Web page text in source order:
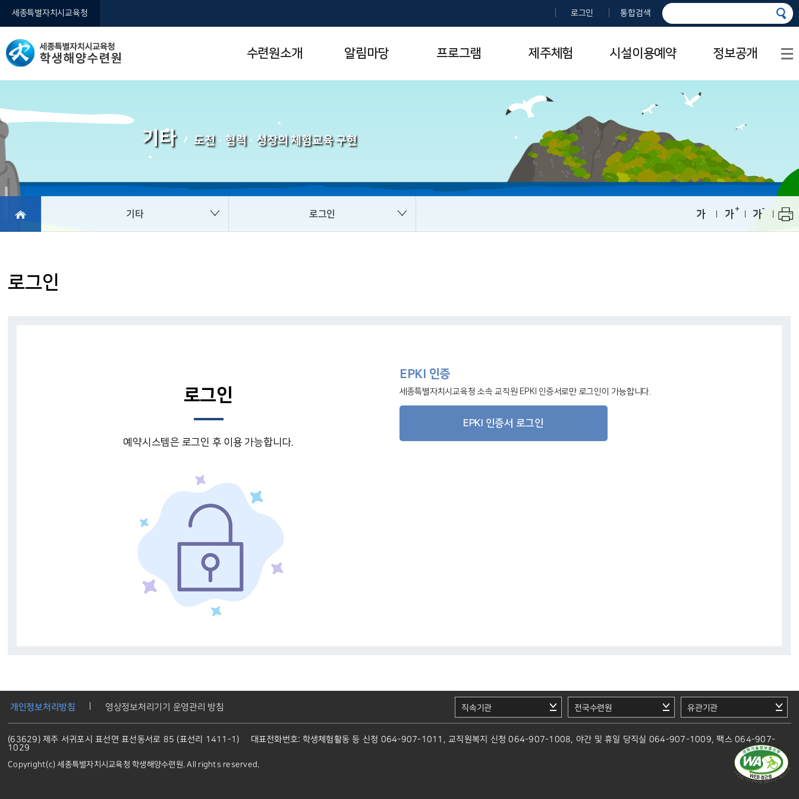
세종특별자치시교육청 로그인 통합검색
수련원소개 알림마당 프로그램 제주체험 시설이용예약 정보공개
기타 도전 협력 성장의 체험교육 구현
기타 로그인
로그인
로그인
예약시스템은 로그인 후 이용 가능합니다.
EPKI 인증
세종특별자치시교육청 소속 교직원 EPKI 인증서로만 로그인이 가능합니다.
EPKI 인증서 로그인
개인정보처리방침 영상정보처리기기 운영관리 방침 직속기관 전국수련원 유관기관
(63629) 제주 서귀포시 표선면 표선동서로 85 (표선리 1411-1)
대표전화번호: 학생체험활동 등 신청 064-907-1011, 교직원복지 신청 064-907-1008, 야간 및 휴일 당직실 064-907-1009, 팩스 064-907-
1029
Copyright(c) 세종특별자치시교육청 학생해양수련원. All rights reserved.